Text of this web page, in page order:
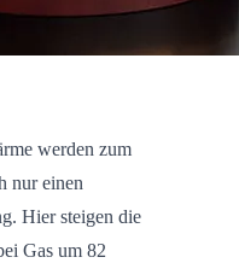
werden zum
nur einen
Hier steigen die
Gas um 82